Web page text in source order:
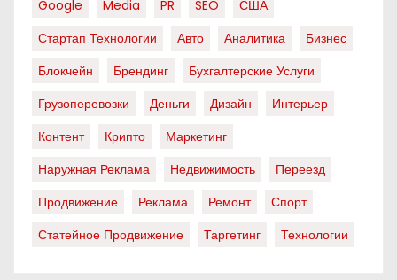
Google
Media PR SEO
США
Стартап Технологии
Авто Аналитика
Бизнес
Блокчейн
Брендинг
Бухгалтерские Услуги
Грузоперевозки
Деньги Дизайн
Интерьер
Контент
Крипто
Маркетинг
Наружная Реклама
Недвижимость
Переезд
Продвижение
Реклама Ремонт
Спорт
Статейное Продвижение
Таргетинг Технологии